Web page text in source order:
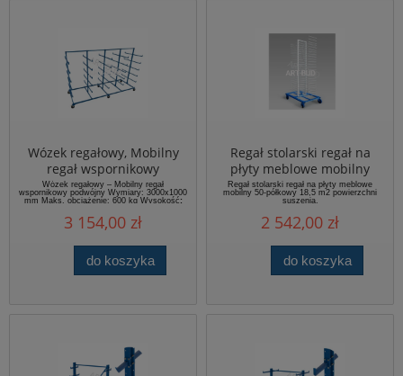
Wózek regałowy, Mobilny
regał wspornikowy
3000x1000 podwójny
Wózek regałowy – Mobilny regał
wspornikowy podwójny Wymiary: 3000x1000
mm Maks. obciążenie: 600 kg Wysokość :
3 154,00 zł
do koszyka
Regał stolarski regał na
płyty meblowe mobilny
Regał stolarski regał na płyty meblowe
mobilny 50-półkowy 18,5 m2 powierzchni
suszenia.
2 542,00 zł
do koszyka